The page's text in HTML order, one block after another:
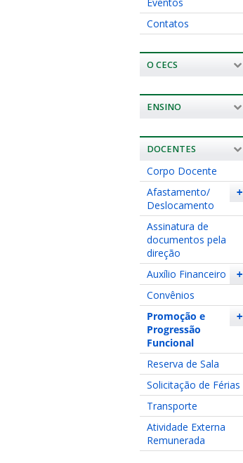
Contatos
O CECS
ENSINO
DOCENTES
Corpo Docente
+
Afastamento/
Deslocamento
Assinatura de
documentos pela
direção
+
Auxílio Financeiro
Convênios
+
Promoção e
Progressão
Funcional
Reserva de Sala
Solicitação de Férias
Transporte
Atividade Externa
Remunerada